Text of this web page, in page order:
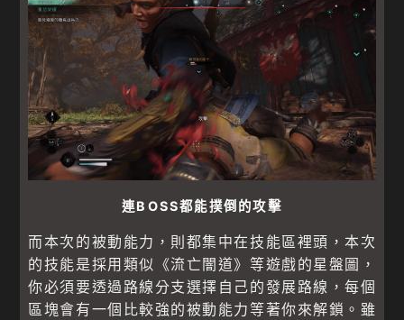
連BOSS都能撲倒的攻擊
而本次的被動能力，則都集中在技能區裡頭，本次
的技能是採用類似《流亡闇道》等遊戲的星盤圖，
你必須要透過路線分支選擇自己的發展路線，每個
區塊會有一個比較強的被動能力等著你來解鎖。雖